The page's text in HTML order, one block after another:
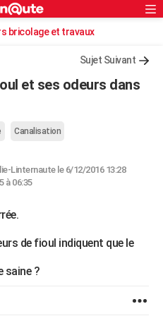
Rechercher
bricolage et travaux
Sujet Suivant
et ses odeurs dans
Canalisation
Linternaute le 6/12/2016 13:28
à 06:35
de fioul indiquent que le
saine ?